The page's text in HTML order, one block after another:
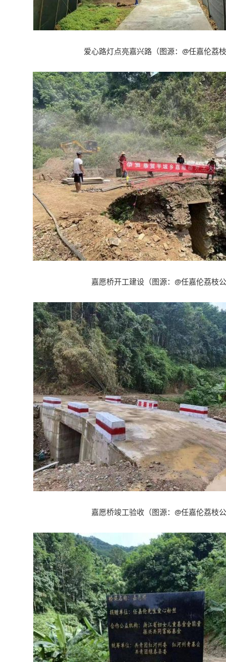
爱心路灯点亮嘉兴路 （图源：@任嘉伦荔
嘉愿桥开工建设 （图源：@任嘉伦荔枝
嘉愿桥竣工验收 （图源：@任嘉伦荔枝